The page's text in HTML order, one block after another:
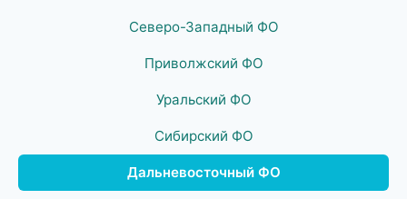
Северо-Западный ФО
Приволжский ФО
Уральский ФО
Сибирский ФО
Дальневосточный ФО